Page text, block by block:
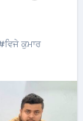
ਵਿਜੇ ਕੁਮਾਰ